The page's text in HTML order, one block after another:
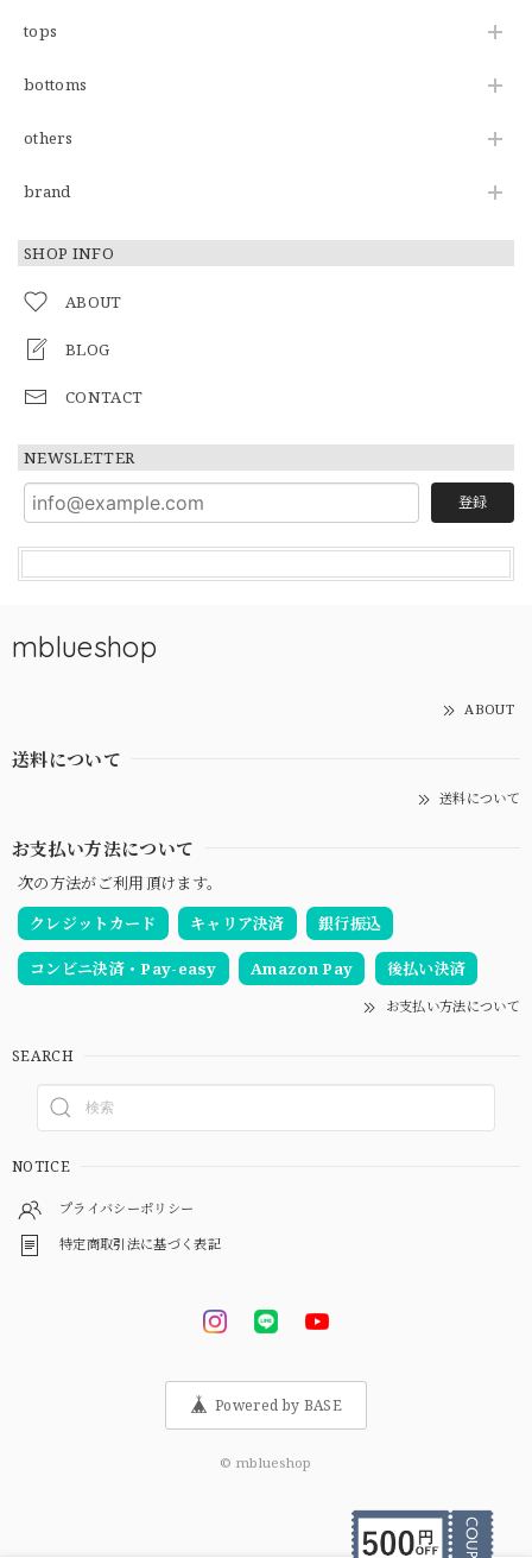
tops
bottoms
others
brand
SHOP INFO
ABOUT
BLOG
CONTACT
NEWSLETTER
登録
mblueshop
ABOUT
送料について
送料について
お支払い方法について
次の方法がご利用頂けます。
クレジットカード
キャリア決済 銀行振込
コンビニ決済・Pay-easy Amazon Pay 後払い決済
お支払い方法について
SEARCH
NOTICE
プライバシーポリシー
特定商取引法に基づく表記
Powered by BASE
© mblueshop